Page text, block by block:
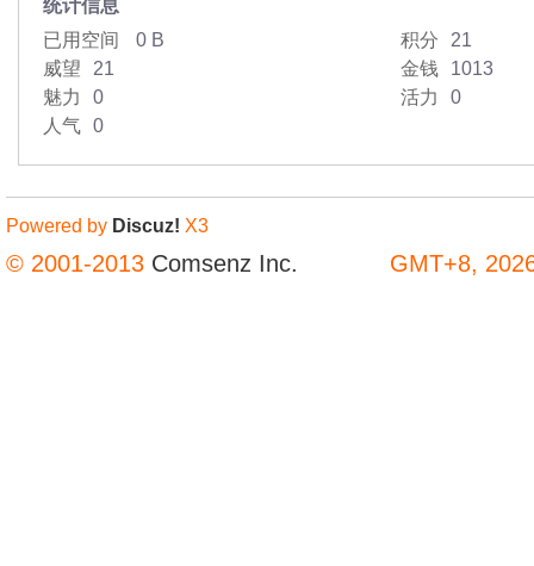
统计信息
已用空间
0 B 积分
21
威望
21 金钱
1013
魅力
0 活力
0
人气 0
GMT+8,
Powered by Discuz! X3
© 2001-2013 Comsenz Inc.